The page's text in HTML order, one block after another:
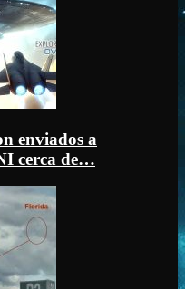
enviados a
cerca de…